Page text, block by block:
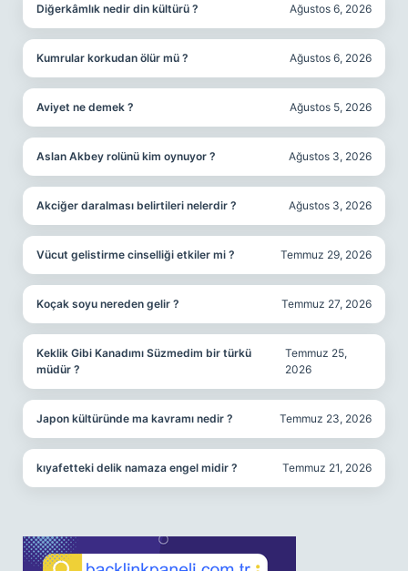
Diğerkâmlık nedir din kültürü ? Ağustos 6, 2026
Kumrular korkudan ölür mü ? Ağustos 6, 2026
Aviyet ne demek ? Ağustos 5, 2026
Aslan Akbey rolünü kim oynuyor ? Ağustos 3, 2026
Akciğer daralması belirtileri nelerdir ? Ağustos 3, 2026
Vücut gelistirme cinselliği etkiler mi ? Temmuz 29, 2026
Koçak soyu nereden gelir ? Temmuz 27, 2026
Keklik Gibi Kanadımı Süzmedim bir türkü
müdür ?
Temmuz 25,
2026
Japon kültüründe ma kavramı nedir ? Temmuz 23, 2026
kıyafetteki delik namaza engel midir ? Temmuz 21, 2026